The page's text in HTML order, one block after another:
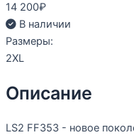
14 200₽
В наличии
Размеры:
2XL
Описание
LS2 FF353 - новое